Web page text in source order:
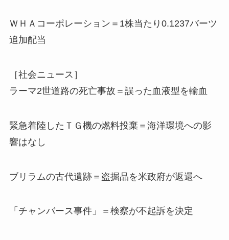
ＷＨＡコーポレーション＝1株当たり0.1237バーツ
追加配当
［社会ニュース］
ラーマ2世道路の死亡事故＝誤った血液型を輸血
緊急着陸したＴＧ機の燃料投棄＝海洋環境への影
響はなし
ブリラムの古代遺跡＝盗掘品を米政府が返還へ
「チャンバース事件」＝検察が不起訴を決定